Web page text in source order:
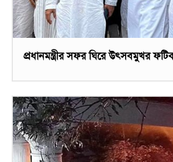
প্রধানমন্ত্রীর সফর ঘিরে উৎসবমুখর